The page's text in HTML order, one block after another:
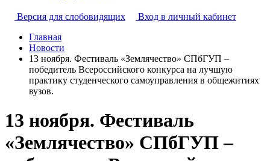
Версия для слобовидящих
Вход в личный кабинет
Главная
Новости
13 ноября. Фестиваль «Землячество» СПбГУП –
победитель Всероссийского конкурса на лучшую
практику студенческого самоуправления в общежитиях
вузов.
13 ноября. Фестиваль
«Землячество» СПбГУП –